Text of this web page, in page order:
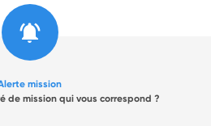
mission
de mission qui vous correspond ?